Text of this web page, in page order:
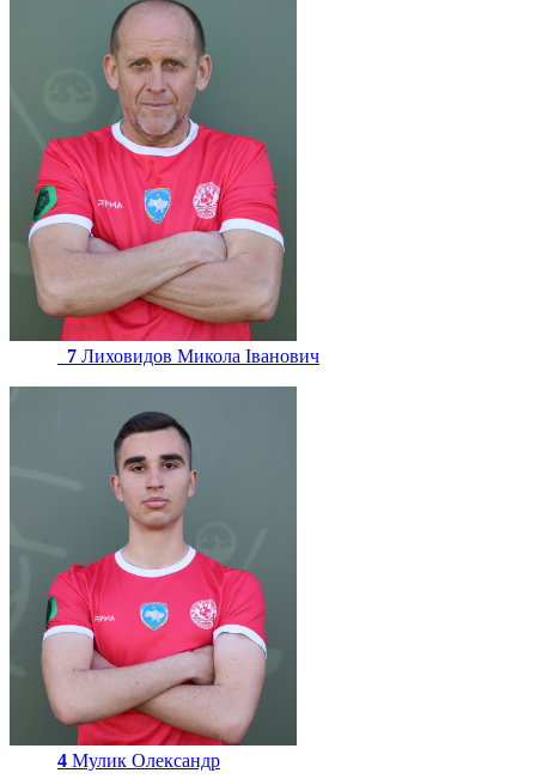
7 Лиховидов Микола Іванович
4 Мулик Олександр